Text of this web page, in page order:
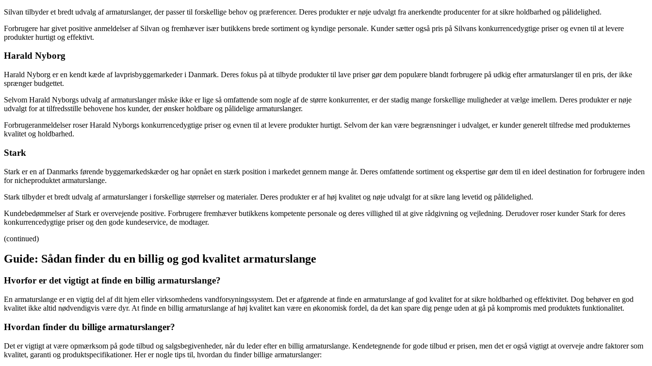
Silvan tilbyder et bredt udvalg af armaturslanger, der passer til forskellige behov og præferencer. Deres produkter er nøje udvalgt fra anerkendte producenter for at sikre holdbarhed og pålidelighed.
Forbrugere har givet positive anmeldelser af Silvan og fremhæver især butikkens brede sortiment og kyndige personale. Kunder sætter også pris på Silvans konkurrencedygtige priser og evnen til at levere
produkter hurtigt og effektivt.
Harald Nyborg
Harald Nyborg er en kendt kæde af lavprisbyggemarkeder i Danmark. Deres fokus på at tilbyde produkter til lave priser gør dem populære blandt forbrugere på udkig efter armaturslanger til en pris, der ikke
sprænger budgettet.
Selvom Harald Nyborgs udvalg af armaturslanger måske ikke er lige så omfattende som nogle af de større konkurrenter, er der stadig mange forskellige muligheder at vælge imellem. Deres produkter er nøje
udvalgt for at tilfredsstille behovene hos kunder, der ønsker holdbare og pålidelige armaturslanger.
Forbrugeranmeldelser roser Harald Nyborgs konkurrencedygtige priser og evnen til at levere produkter hurtigt. Selvom der kan være begrænsninger i udvalget, er kunder generelt tilfredse med produkternes
kvalitet og holdbarhed.
Stark
Stark er en af Danmarks førende byggemarkedskæder og har opnået en stærk position i markedet gennem mange år. Deres omfattende sortiment og ekspertise gør dem til en ideel destination for forbrugere inden
for nicheproduktet armaturslange.
Stark tilbyder et bredt udvalg af armaturslanger i forskellige størrelser og materialer. Deres produkter er af høj kvalitet og nøje udvalgt for at sikre lang levetid og pålidelighed.
Kundebedømmelser af Stark er overvejende positive. Forbrugere fremhæver butikkens kompetente personale og deres villighed til at give rådgivning og vejledning. Derudover roser kunder Stark for deres
konkurrencedygtige priser og den gode kundeservice, de modtager.
(continued)
Guide: Sådan finder du en billig og god kvalitet armaturslange
Hvorfor er det vigtigt at finde en billig armaturslange?
En armaturslange er en vigtig del af dit hjem eller virksomhedens vandforsyningssystem. Det er afgørende at finde en armaturslange af god kvalitet for at sikre holdbarhed og effektivitet. Dog behøver en god
kvalitet ikke altid nødvendigvis være dyr. At finde en billig armaturslange af høj kvalitet kan være en økonomisk fordel, da det kan spare dig penge uden at gå på kompromis med produktets funktionalitet.
Hvordan finder du billige armaturslanger?
Det er vigtigt at være opmærksom på gode tilbud og salgsbegivenheder, når du leder efter en billig armaturslange. Kendetegnende for gode tilbud er prisen, men det er også vigtigt at overveje andre faktorer som
kvalitet, garanti og produktspecifikationer. Her er nogle tips til, hvordan du finder billige armaturslanger: